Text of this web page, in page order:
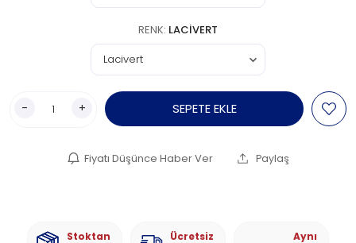
RENK: LACIVERT
- + SEPETE EKLE
Fiyatı Düşünce Haber Ver Paylaş
Stoktan
Ücretsiz
Aynı